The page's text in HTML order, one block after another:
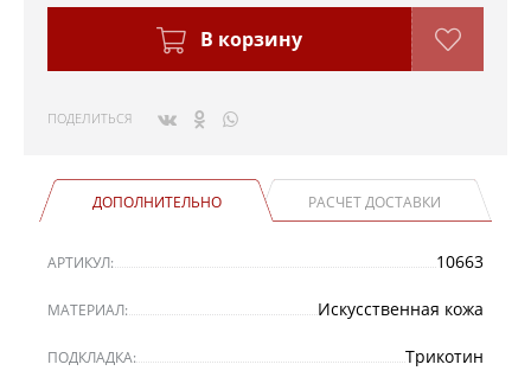
В корзину
ПОДЕЛИТЬСЯ
ДОПОЛНИТЕЛЬНО РАСЧЕТ ДОСТАВКИ
АРТИКУЛ: 10663
МАТЕРИАЛ: Искусственная кожа
ПОДКЛАДКА: Трикотин